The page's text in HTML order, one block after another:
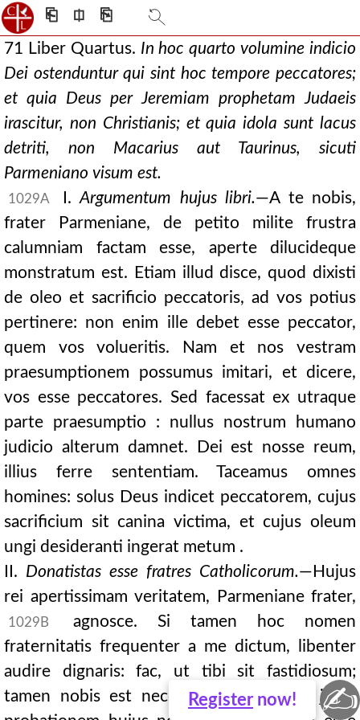
⎗ ⎅ ⎘
71 Liber Quartus. In hoc quarto volumine indicio
Dei ostenduntur qui sint hoc tempore peccatores;
et quia Deus per Jeremiam prophetam Judaeis
irascitur, non Christianis; et quia idola sunt lacus
detriti, non Macarius aut Taurinus, sicuti
Parmeniano visum est.
1029A I. Argumentum hujus libri.—A te nobis,
frater Parmeniane, de petito milite frustra
calumniam factam esse, aperte dilucideque
monstratum est. Etiam illud disce, quod dixisti
de oleo et sacrificio peccatoris, ad vos potius
pertinere: non enim ille debet esse peccator,
quem vos volueritis. Nam et nos vestram
praesumptionem possumus imitari, et dicere,
vos esse peccatores. Sed facessat ex utraque
parte praesumptio : nullus nostrum humano
judicio alterum damnet. Dei est nosse reum,
illius ferre sententiam. Taceamus omnes
homines: solus Deus indicet peccatorem, cujus
sacrificium sit canina victima, et cujus oleum
ungi desideranti ingerat metum .
II. Donatistas esse fratres Catholicorum.—Hujus
rei apertissimam veritatem, Parmeniane frater,
1029B
agnosce. Si tamen hoc nomen
fraternitatis frequenter a me dictum, libenter
audire dignaris: fac, ut tibi sit fastidiosum;
tamen nobis est necessarium, ne forte juxta
Register now! ✍